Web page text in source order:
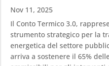
Nov 11, 2025
Il Conto Termico 3.0,
strumento strategico per la
energetica del settore
arriva a sostenere il 65%